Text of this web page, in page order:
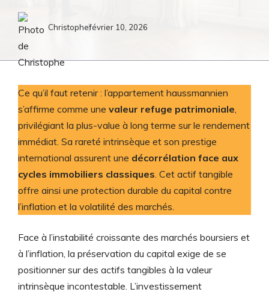
Christophefévrier 10, 2026
Ce qu’il faut retenir : l’appartement haussmannien
s’affirme comme une valeur refuge patrimoniale,
privilégiant la plus-value à long terme sur le rendement
immédiat. Sa rareté intrinsèque et son prestige
international assurent une décorrélation face aux
cycles immobiliers classiques. Cet actif tangible
offre ainsi une protection durable du capital contre
l’inflation et la volatilité des marchés.
Face à l’instabilité croissante des marchés boursiers et
à l’inflation, la préservation du capital exige de se
positionner sur des actifs tangibles à la valeur
intrinsèque incontestable. L’investissement